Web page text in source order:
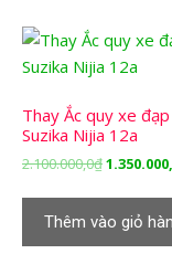
Thay Ắc quy xe
Suzika Nijia 12a
2.100.000,0₫Giá
Thêm vào giỏ